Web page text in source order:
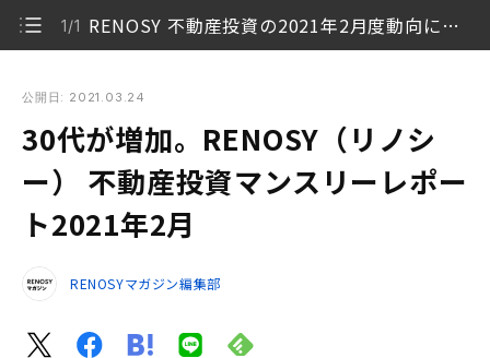
1/1 RENOSY 不動産投資の2021年2月度動向について
ポート2021年2月
1/1 RENOSY 不動産投資の2021年2月度動向について
公開日: 2021.03.24
30代が増加。RENOSY（リノシ
ー） 不動産投資マンスリーレポー
ト2021年2月
RENOSYマガジン編集部